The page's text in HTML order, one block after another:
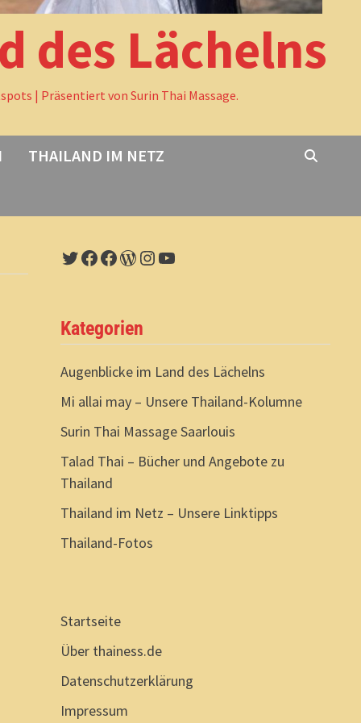
des Lächelns
| Präsentiert von Surin Thai Massage.
THAILAND IM NETZ
Twitter
Facebook
Facebook
WordPress
Instagram
YouTube
Kategorien
Augenblicke im Land des Lächelns
Mi allai may – Unsere Thailand-Kolumne
Surin Thai Massage Saarlouis
Talad Thai – Bücher und Angebote zu
Thailand
Thailand im Netz – Unsere Linktipps
Thailand-Fotos
Startseite
Über thainess.de
Datenschutzerklärung
Impressum